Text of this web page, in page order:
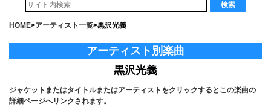
検索
HOME>アーティスト一覧>黒沢光義
アーティスト別楽曲
黒沢光義
ジャケットまたはタイトルまたはアーティストをクリックするとこの楽曲の
詳細ページへリンクされます。